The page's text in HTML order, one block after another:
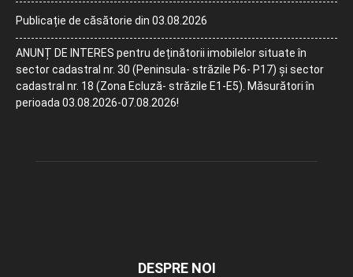
Publicație de căsătorie din 03.08.2026
ANUNȚ DE INTERES pentru deținătorii imobilelor situate în
sector cadastral nr. 30 (Peninsula- străzile P6- P17) și sector
cadastral nr. 18 (Zona Ecluză- străzile E1-E5). Măsurători în
perioada 03.08.2026-07.08.2026!
DESPRE NOI